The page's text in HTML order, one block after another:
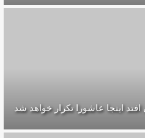
اينجا عاشورا تكرار خواهد شد